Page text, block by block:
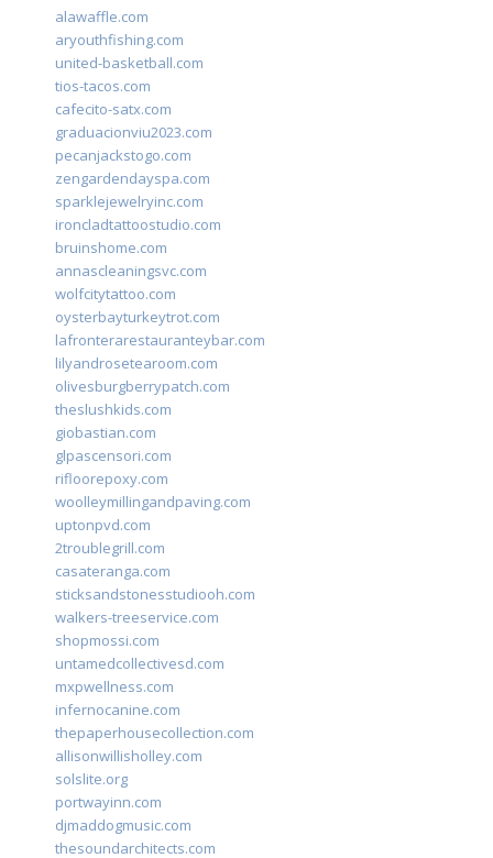
alawaffle.com
aryouthfishing.com
united-basketball.com
tios-tacos.com
cafecito-satx.com
graduacionviu2023.com
pecanjackstogo.com
zengardendayspa.com
sparklejewelryinc.com
ironcladtattoostudio.com
bruinshome.com
annascleaningsvc.com
wolfcitytattoo.com
oysterbayturkeytrot.com
lafronterarestauranteybar.com
lilyandrosetearoom.com
olivesburgberrypatch.com
theslushkids.com
giobastian.com
glpascensori.com
rifloorepoxy.com
woolleymillingandpaving.com
uptonpvd.com
2troublegrill.com
casateranga.com
sticksandstonesstudiooh.com
walkers-treeservice.com
shopmossi.com
untamedcollectivesd.com
mxpwellness.com
infernocanine.com
thepaperhousecollection.com
allisonwillisholley.com
solslite.org
portwayinn.com
djmaddogmusic.com
thesoundarchitects.com